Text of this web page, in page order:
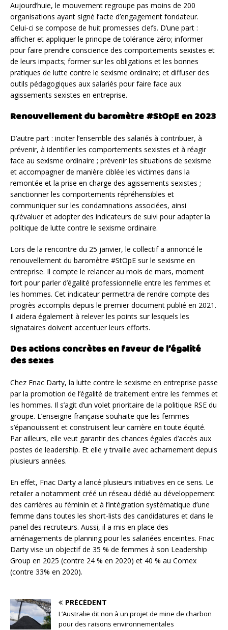
Aujourd’huie, le mouvement regroupe pas moins de 200
organisations ayant signé l’acte d’engagement fondateur.
Celui-ci se compose de huit promesses clefs. D’une part :
afficher et appliquer le principe de tolérance zéro; informer
pour faire prendre conscience des comportements sexistes et
de leurs impacts; former sur les obligations et les bonnes
pratiques de lutte contre le sexisme ordinaire; et diffuser des
outils pédagogiques aux salariés pour faire face aux
agissements sexistes en entreprise.
Renouvellement du baromètre #StOpE en 2023
D’autre part : inciter l’ensemble des salariés à contribuer, à
prévenir, à identifier les comportements sexistes et à réagir
face au sexisme ordinaire ; prévenir les situations de sexisme
et accompagner de manière ciblée les victimes dans la
remontée et la prise en charge des agissements sexistes ;
sanctionner les comportements répréhensibles et
communiquer sur les condamnations associées, ainsi
qu’évaluer et adopter des indicateurs de suivi pour adapter la
politique de lutte contre le sexisme ordinaire.
Lors de la rencontre du 25 janvier, le collectif a annoncé le
renouvellement du baromètre #StOpE sur le sexisme en
entreprise. Il compte le relancer au mois de mars, moment
fort pour parler d’égalité professionnelle entre les femmes et
les hommes. Cet indicateur permettra de rendre compte des
progrès accomplis depuis le premier document publié en 2021.
Il aidera également à relever les points sur lesquels les
signataires doivent accentuer leurs efforts.
Des actions concrètes en faveur de l’égalité
des sexes
Chez Fnac Darty, la lutte contre le sexisme en entreprise passe
par la promotion de l’égalité de traitement entre les femmes et
les hommes. Il s’agit d’un volet prioritaire de la politique RSE du
groupe. L’enseigne française souhaite que les femmes
s’épanouissent et construisent leur carrière en toute équité.
Par ailleurs, elle veut garantir des chances égales d’accès aux
postes de leadership. Et elle y trvaille avec acharnement depuis
plusieurs années.
En effet, Fnac Darty a lancé plusieurs initiatives en ce sens. Le
retailer a notamment créé un réseau dédié au développement
des carrières au féminin et à l’intégration systématique d’une
femme dans toutes les short-lists des candidatures et dans le
panel des recruteurs. Aussi, il a mis en place des
aménagements de planning pour les salariées enceintes. Fnac
Darty vise un objectif de 35 % de femmes à son Leadership
Group en 2025 (contre 24 % en 2020) et 40 % au Comex
(contre 33% en 2020).
PRÉCÉDENT
L’Australie dit non à un projet de mine de charbon
pour des raisons environnementales